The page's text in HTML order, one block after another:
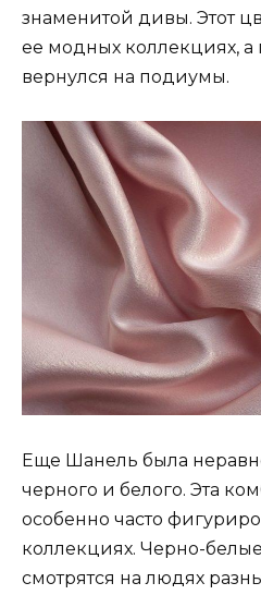
знаменитой дивы. Этот
ее модных коллекциях, а
вернулся на подиумы.
Еще Шанель была
черного и белого. Эта
особенно часто
коллекциях. Черно-
смотрятся на людях